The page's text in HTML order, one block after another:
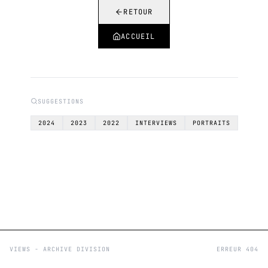
RETOUR
ACCUEIL
SUGGESTIONS
2024 2023 2022 INTERVIEWS PORTRAITS
VIEWS - ARCHIVE DIVISION ERREUR 404